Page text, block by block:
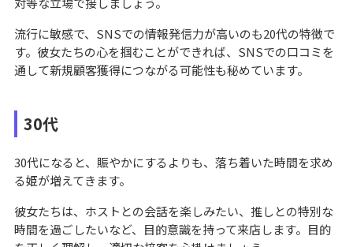
流行に敏感で、SNSでの情報発信力が高いのも20代の特徴で
す。彼女たちの心を掴むことができれば、SNSでの口コミを
通して新規顧客獲得につながる可能性も秘めています。
30代
30代になると、賑やかにするよりも、落ち着いた時間を求め
る姫が増えてきます。
彼女たちは、ホストとの会話を楽しみたい、推しとの特別な
時間を過ごしたいなど、目的意識を持って来店します。目的